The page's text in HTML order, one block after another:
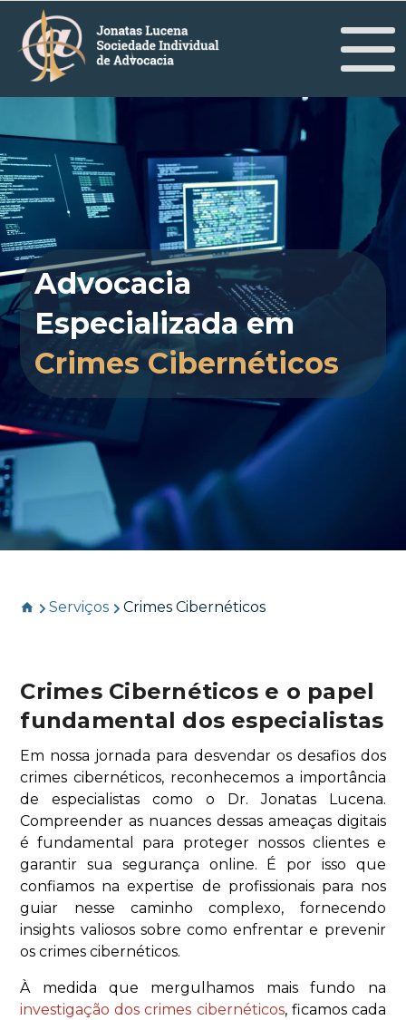
Advocacia
Especializada em
Crimes Cibernéticos
Serviços Crimes Cibernéticos
Crimes Cibernéticos e o papel
fundamental dos especialistas
Em nossa jornada para desvendar os desafios dos
crimes cibernéticos, reconhecemos a importância
de especialistas como o Dr. Jonatas Lucena.
Compreender as nuances dessas ameaças digitais
é fundamental para proteger nossos clientes e
garantir sua segurança online. É por isso que
confiamos na expertise de profissionais para nos
guiar nesse caminho complexo, fornecendo
insights valiosos sobre como enfrentar e prevenir
os crimes cibernéticos.
À medida que mergulhamos mais fundo na
investigação dos crimes cibernéticos, ficamos cada